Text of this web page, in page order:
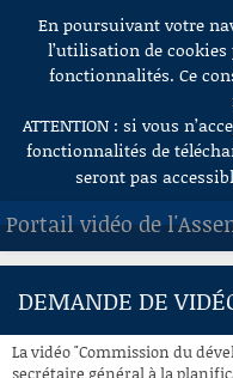
Aller au contenu
En poursuivant votre
l’utilisation de
fonctionnalités. Ce
ATTENTION : si vous
fonctionnalités de
seront pas
Portail vidéo de
ACCUEIL
DEMANDE DE
La vidéo "Commission du
secrétaire général à la